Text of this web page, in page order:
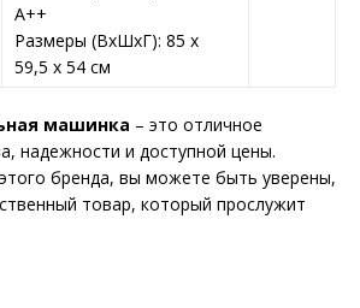
A++
Размеры (ВхШхГ): 85 x
59,5 x 54 см
машинка – это отличное
надежности и доступной цены.
бренда, вы можете быть уверены,
товар, который прослужит